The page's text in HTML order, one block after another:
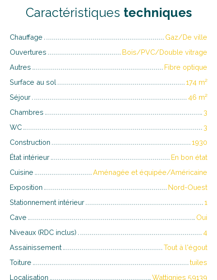
Caractéristiques techniques
Chauffage
Gaz/De ville
Ouvertures
Bois/PVC/Double vitrage
Autres
Fibre optique
Surface au sol
174 m²
Séjour
46 m²
Chambres
3
WC
3
Construction
1930
État intérieur
En bon état
Cuisine
Aménagée et équipée/Américaine
Exposition
Nord-Ouest
Stationnement intérieur
1
Cave
Oui
Niveaux (RDC inclus)
4
Assainissement
Tout à l'égout
Toiture
tuiles
Localisation
Wattignies 59139